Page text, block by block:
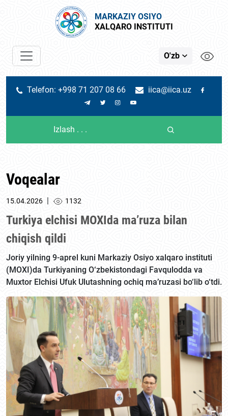
MARKAZIY OSIYO
XALQARO INSTITUTI
O'zb
Telefon: +998 71 207 08 66 iica@iica.uz
Voqealar
15.04.2026 | 1132
Turkiya elchisi MOXIda ma’ruza bilan
chiqish qildi
Joriy yilning 9-aprel kuni Markaziy Osiyo xalqaro instituti
(MOXI)da Turkiyaning O‘zbekistondagi Favqulodda va
Muxtor Elchisi Ufuk Ulutashning ochiq ma’ruzasi bo‘lib o‘tdi.